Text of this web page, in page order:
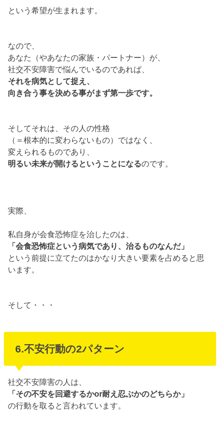
という希望が生まれます。
なので、
あなた（やあなたの家族・パートナー）が、
社交不安障害で悩んでいるのであれば、
それを病気として捉え、
向き合う事を決める事がまず第一歩です。
そしてそれは、その人の性格
（＝根本的に変わらないもの）ではなく、
変えられるものであり、
明るい未来が開けるということになるのです。
実際、
私自身が会食恐怖症を治したのは、
「会食恐怖症という病気であり、治るものなんだ」
という前提に立てたのはかなり大きい要素を占めると思
います。
そして・・・
6.不安行動の2パターン
社交不安障害の人は、
「その不安を回避するかor耐え忍ぶかのどちらか」
の行動を取ると言われています。